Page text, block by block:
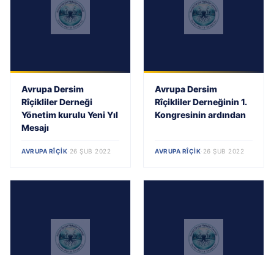
Avrupa Dersim
Rîçikliler Derneği
Yönetim kurulu Yeni Yıl
Mesajı
AVRUPA RÎÇIK 26 ŞUB 2022
Avrupa Dersim
Rîçikliler Derneğinin 1.
Kongresinin ardından
AVRUPA RÎÇIK 26 ŞUB 2022